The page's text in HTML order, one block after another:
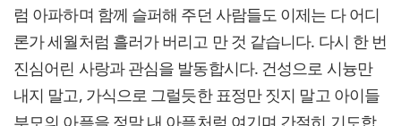
럼 아파하며 함께 슬퍼해 주던 사람들도 이제는 다 어디
론가 세월처럼 흘러가 버리고 만 것 같습니다. 다시 한 번
진심어린 사랑과 관심을 발동합시다. 건성으로 시늉만
내지 말고, 가식으로 그럴듯한 표정만 짓지 말고 아이들